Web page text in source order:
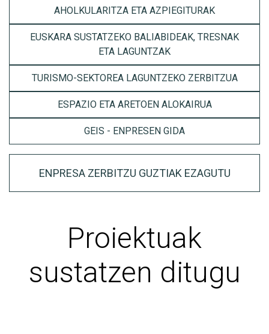
AHOLKULARITZA ETA AZPIEGITURAK
EUSKARA SUSTATZEKO BALIABIDEAK, TRESNAK
ETA LAGUNTZAK
TURISMO-SEKTOREA LAGUNTZEKO ZERBITZUA
ESPAZIO ETA ARETOEN ALOKAIRUA
GEIS - ENPRESEN GIDA
ENPRESA ZERBITZU GUZTIAK EZAGUTU
Proiektuak
sustatzen ditugu